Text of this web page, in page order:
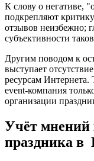
К слову о негативе,
подкрепляют
отзывов неизбежно;
субъективности
Другим поводом к
выступает
ресурсам
event-компания
организации
Учёт мнений
праздника